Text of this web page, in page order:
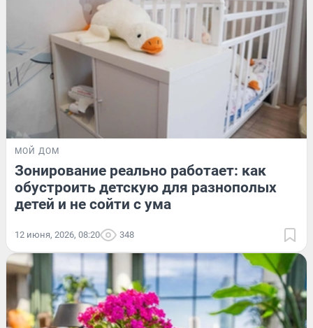
МОЙ ДОМ
Зонирование реально работает: как
обустроить детскую для разнополых
детей и не сойти с ума
12 июня, 2026, 08:20 348